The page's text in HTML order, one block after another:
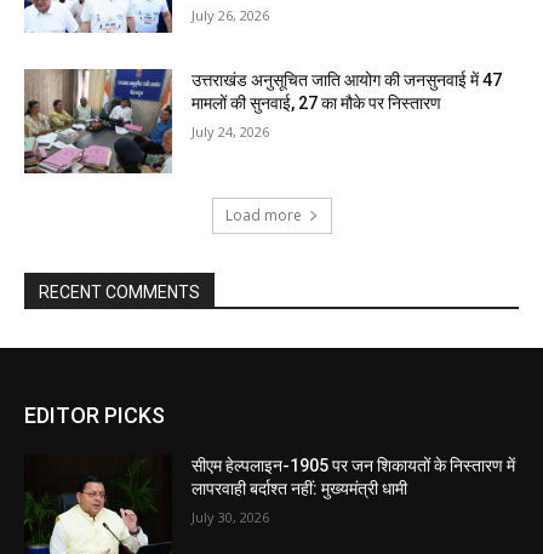
July 26, 2026
उत्तराखंड अनुसूचित जाति आयोग की जनसुनवाई में 47
मामलों की सुनवाई, 27 का मौके पर निस्तारण
July 24, 2026
Load more
RECENT COMMENTS
EDITOR PICKS
सीएम हेल्पलाइन-1905 पर जन शिकायतों के निस्तारण में
लापरवाही बर्दाश्त नहीं: मुख्यमंत्री धामी
July 30, 2026